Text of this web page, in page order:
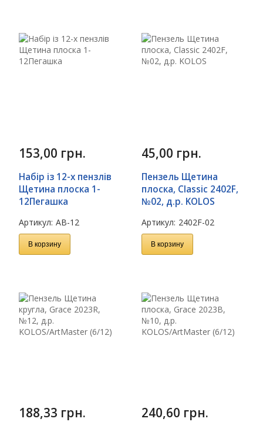
153,00 грн.
Набір із 12-х пензлів
Щетина плоска 1-
12Пегашка
Артикул: AB-12
В корзину
45,00 грн.
Пензель Щетина
плоска, Classic 2402F,
№02, д.р. KOLOS
Артикул: 2402F-02
В корзину
188,33 грн. 240,60 грн.